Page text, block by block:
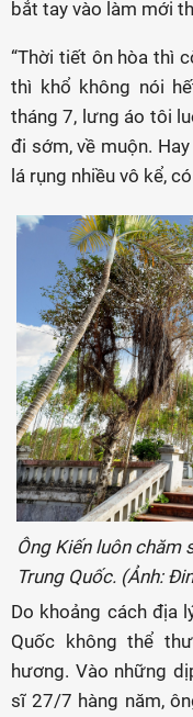
bắt tay vào làm mới
“Thời tiết ôn hòa thì
thì khổ không nói
tháng 7, lưng áo tôi
đi sớm, về muộn.
lá rụng nhiều vô kể,
Ông Kiến luôn chăm
Trung Quốc. (Ảnh:
Do khoảng cách địa
Quốc không thể
hương. Vào những
sĩ 27/7 hàng năm,